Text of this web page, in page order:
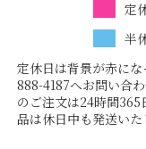
定
半
定休日は背景が赤に
888-4187へお問い合
のご注文は24時間
品は休日中も発送いた